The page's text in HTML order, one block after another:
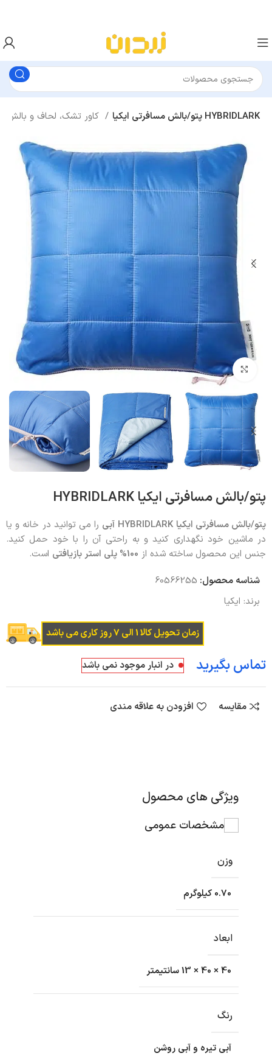
کاور تشک، لحاف و بالش پتو/بالش مسافرتی ایکیا HYBRIDLARK
بزرگنمایی تصویر
پتو/بالش مسافرتی ایکیا HYBRIDLARK
پتو/بالش مسافرتی ایکیا HYBRIDLARK آبی را می توانید در خانه و یا
در ماشین خود نگهداری کنید و به راحتی آن را با خود حمل کنید.
جنس این محصول ساخته شده از 100% پلی استر بازیافتی
است.
شناسه محصول: 60566255
برند: ایکیا
زمان تحویل کالا 1 الی 7 روز کاری می باشد
در انبار موجود نمی باشد
مقایسه افزودن به علاقه مندی
ویژگی های محصول
مشخصات عمومی
وزن
0.70 کیلوگرم
ابعاد
40 × 40 × 13 سانتیمتر
رنگ
آبی تیره و آبی روشن